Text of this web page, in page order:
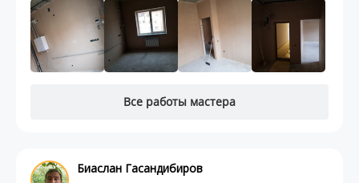
Все работы мастера
Биаслан Гасандибиров